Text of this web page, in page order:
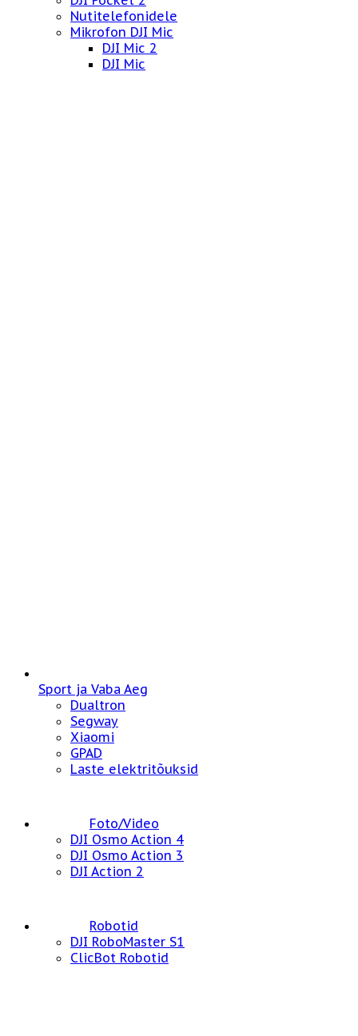
Nutitelefonidele
Mikrofon DJI Mic
DJI Mic 2
DJI Mic
Sport ja Vaba Aeg
Dualtron
Segway
Xiaomi
GPAD
Laste elektritõuksid
Foto/Video
DJI Osmo Action 4
DJI Osmo Action 3
DJI Action 2
Robotid
DJI RoboMaster S1
ClicBot Robotid